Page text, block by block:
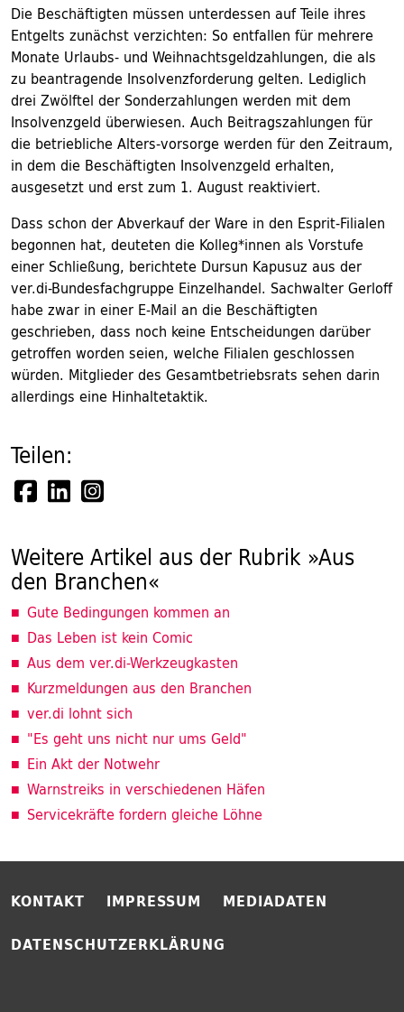
Die Beschäftigten müssen unterdessen auf Teile ihres
Entgelts zunächst verzichten: So entfallen für mehrere
Monate Urlaubs- und Weihnachtsgeldzahlungen, die als
zu beantragende Insolvenzforderung gelten. Lediglich
drei Zwölftel der Sonderzahlungen werden mit dem
Insolvenzgeld überwiesen. Auch Beitragszahlungen für
die betriebliche Alters-vorsorge werden für den Zeitraum,
in dem die Beschäftigten Insolvenzgeld erhalten,
ausgesetzt und erst zum 1. August reaktiviert.
Dass schon der Abverkauf der Ware in den Esprit-Filialen
begonnen hat, deuteten die Kolleg*innen als Vorstufe
einer Schließung, berichtete Dursun Kapusuz aus der
ver.di-Bundesfachgruppe Einzelhandel. Sachwalter Gerloff
habe zwar in einer E-Mail an die Beschäftigten
geschrieben, dass noch keine Entscheidungen darüber
getroffen worden seien, welche Filialen geschlossen
würden. Mitglieder des Gesamtbetriebsrats sehen darin
allerdings eine Hinhaltetaktik.
Teilen:
Weitere Artikel aus der Rubrik »Aus
den Branchen«
Gute Bedingungen kommen an
Das Leben ist kein Comic
Aus dem ver.di-Werkzeugkasten
Kurzmeldungen aus den Branchen
ver.di lohnt sich
"Es geht uns nicht nur ums Geld"
Ein Akt der Notwehr
Warnstreiks in verschiedenen Häfen
Servicekräfte fordern gleiche Löhne
KONTAKT IMPRESSUM
MEDIADATEN
DATENSCHUTZERKLÄRUNG